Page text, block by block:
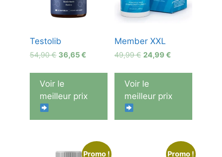
Testolib
54,90€ Le
initial
était :
54,90 €.
36,65€
actuel
36,65 €.
Voir le
meilleur prix
Member XXL
49,99€ Le
initial
était :
49,99 €.
24,99 €Le
actuel
24,99 €.
Voir le
meilleur prix
Promo ! Promo !